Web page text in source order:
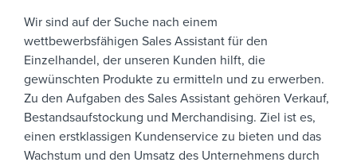
Wir sind auf der Suche nach einem
wettbewerbsfähigen Sales Assistant für den
Einzelhandel, der unseren Kunden hilft, die
gewünschten Produkte zu ermitteln und zu erwerben.
Zu den Aufgaben des Sales Assistant gehören Verkauf,
Bestandsaufstockung und Merchandising. Ziel ist es,
einen erstklassigen Kundenservice zu bieten und das
Wachstum und den Umsatz des Unternehmens durch